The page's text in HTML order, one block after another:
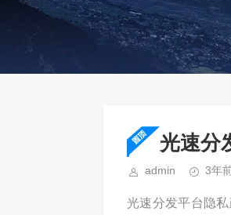
光速分
admin 3年
光速分发平台隐